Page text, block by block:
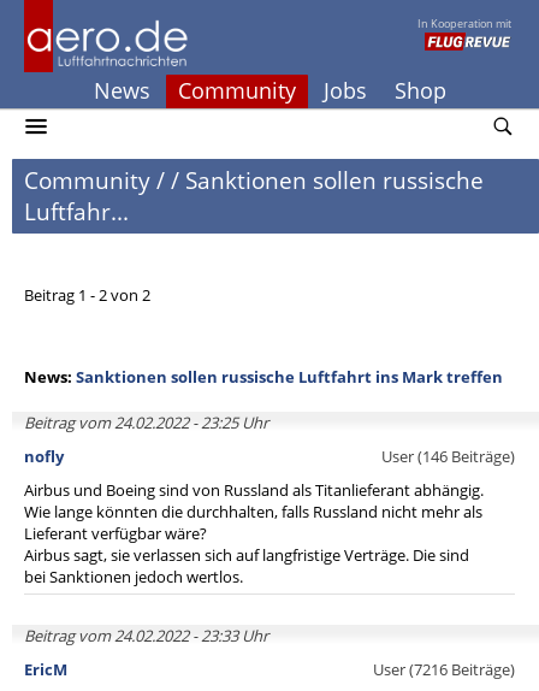
In Kooperation mit
News Community Jobs Shop
Community// Sanktionen sollen russische
Luftfahr...
Beitrag 1 - 2 von 2
News: Sanktionen sollen russische Luftfahrt ins Mark treffen
Beitrag vom 24.02.2022 - 23:25 Uhr
nofly
User (146 Beiträge)
Airbus und Boeing sind von Russland als Titanlieferant abhängig.
Wie lange könnten die durchhalten, falls Russland nicht mehr als
Lieferant verfügbar wäre?
Airbus sagt, sie verlassen sich auf langfristige Verträge. Die sind
bei Sanktionen jedoch wertlos.
Beitrag vom 24.02.2022 - 23:33 Uhr
EricM
User (7216 Beiträge)